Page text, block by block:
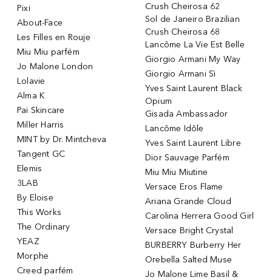
Pixi
About-Face
Les Filles en Rouje
Miu Miu parfém
Jo Malone London
Lolavie
Alma K
Pai Skincare
Miller Harris
MINT by Dr. Mintcheva
Tangent GC
Elemis
3LAB
By Eloise
This Works
The Ordinary
YEAZ
Morphe
Creed parfém
Crush Cheirosa 62
Sol de Janeiro Brazilian
Crush Cheirosa 68
Lancôme La Vie Est Belle
Giorgio Armani My Way
Giorgio Armani Sì
Yves Saint Laurent Black
Opium
Gisada Ambassador
Lancôme Idôle
Yves Saint Laurent Libre
Dior Sauvage Parfém
Miu Miu Miutine
Versace Eros Flame
Ariana Grande Cloud
Carolina Herrera Good Girl
Versace Bright Crystal
BURBERRY Burberry Her
Orebella Salted Muse
Jo Malone Lime Basil &